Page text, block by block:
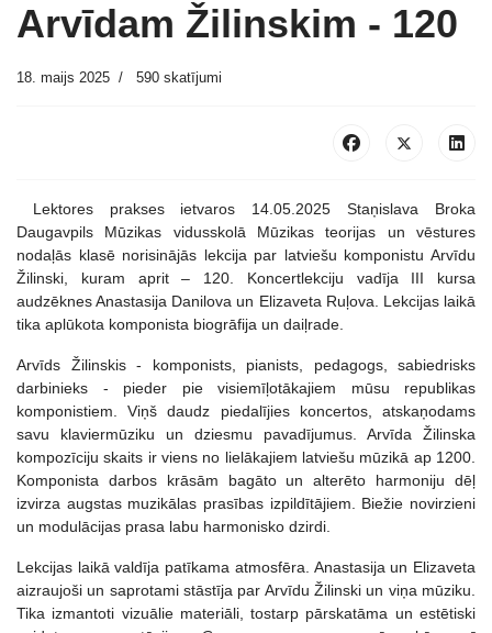
Arvīdam Žilinskim - 120
18. maijs 2025 590 skatījumi
Lektores prakses ietvaros 14.05.2025 Staņislava Broka
Daugavpils Mūzikas vidusskolā Mūzikas teorijas un vēstures
nodaļās klasē norisinājās lekcija par latviešu komponistu Arvīdu
Žilinski, kuram aprit – 120. Koncertlekciju vadīja III kursa
audzēknes Anastasija Danilova un Elizaveta Ruļova. Lekcijas laikā
tika aplūkota komponista biogrāfija un daiļrade.
Arvīds Žilinskis - komponists, pianists, pedagogs, sabiedrisks
darbinieks - pieder pie visiemīļotākajiem mūsu republikas
komponistiem. Viņš daudz piedalījies koncertos, atskaņodams
savu klaviermūziku un dziesmu pavadījumus. Arvīda Žilinska
kompozīciju skaits ir viens no lielākajiem latviešu mūzikā ap 1200.
Komponista darbos krāsām bagāto un alterēto harmoniju dēļ
izvirza augstas muzikālas prasības izpildītājiem. Biežie novirzieni
un modulācijas prasa labu harmonisko dzirdi.
Lekcijas laikā valdīja patīkama atmosfēra. Anastasija un Elizaveta
aizraujoši un saprotami stāstīja par Arvīdu Žilinski un viņa mūziku.
Tika izmantoti vizuālie materiāli, tostarp pārskatāma un estētiski